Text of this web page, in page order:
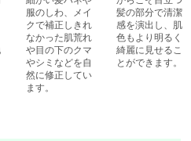
服のしわ、メイ
クで補正しきれ
なかった肌荒れ
や目の下のクマ
やシミなどを自
然に修正してい
ます。
髪の部分で清潔
感を演出し、肌
色もより明るく
綺麗に見せるこ
とができます。